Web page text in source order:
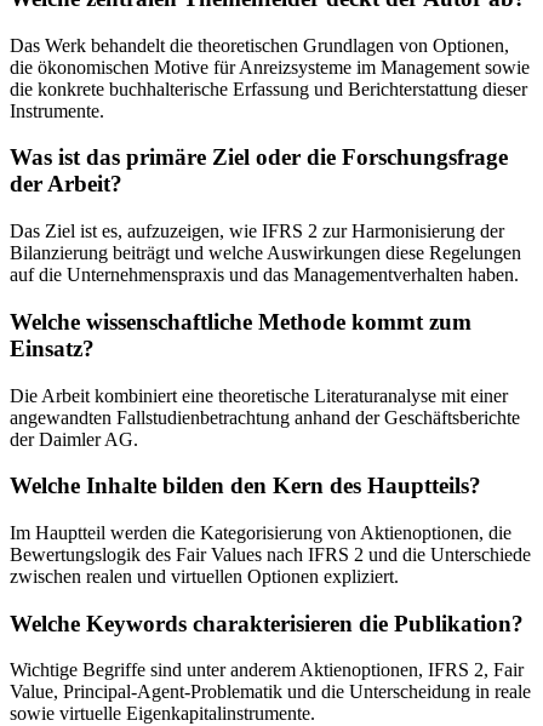
Das Werk behandelt die theoretischen Grundlagen von Optionen,
die ökonomischen Motive für Anreizsysteme im Management sowie
die konkrete buchhalterische Erfassung und Berichterstattung dieser
Instrumente.
Was ist das primäre Ziel oder die Forschungsfrage
der Arbeit?
Das Ziel ist es, aufzuzeigen, wie IFRS 2 zur Harmonisierung der
Bilanzierung beiträgt und welche Auswirkungen diese Regelungen
auf die Unternehmenspraxis und das Managementverhalten haben.
Welche wissenschaftliche Methode kommt zum
Einsatz?
Die Arbeit kombiniert eine theoretische Literaturanalyse mit einer
angewandten Fallstudienbetrachtung anhand der Geschäftsberichte
der Daimler AG.
Welche Inhalte bilden den Kern des Hauptteils?
Im Hauptteil werden die Kategorisierung von Aktienoptionen, die
Bewertungslogik des Fair Values nach IFRS 2 und die Unterschiede
zwischen realen und virtuellen Optionen expliziert.
Welche Keywords charakterisieren die Publikation?
Wichtige Begriffe sind unter anderem Aktienoptionen, IFRS 2, Fair
Value, Principal-Agent-Problematik und die Unterscheidung in reale
sowie virtuelle Eigenkapitalinstrumente.